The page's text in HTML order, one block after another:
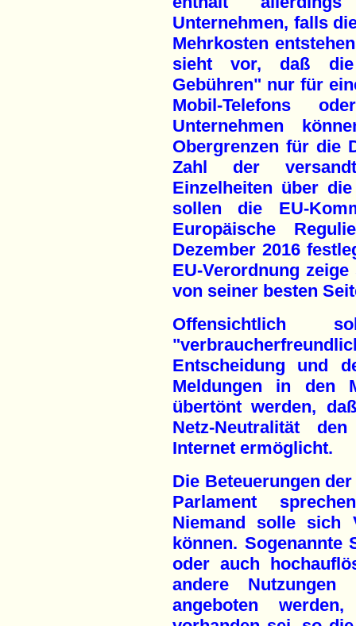
Unternehmen, falls
Mehrkosten
sieht vor, daß die
Gebühren" nur für
Mobil-Telefons
Unternehmen
Obergrenzen für die
Zahl der
Einzelheiten über
sollen die EU-
Europäische
Dezember 2016
EU-Verordnung
von seiner besten
Entscheidung und
Meldungen in den
übertönt werden,
Netz-Neutralität
Internet ermöglicht.
Die Beteuerungen
Parlament
Niemand solle sich
können. Sogenannte
oder auch
andere
angeboten